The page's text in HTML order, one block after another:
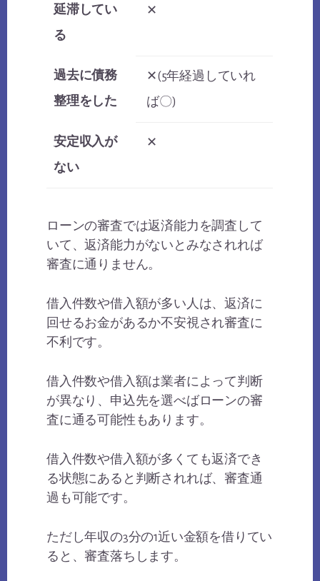
延滞してい
る
✕
過去に債務
整理をした
✕(5年経過していれ
ば〇)
安定収入が
ない
✕
ローンの審査では返済能力を調査して
いて、返済能力がないとみなされれば
審査に通りません。
借入件数や借入額が多い人は、返済に
回せるお金があるか不安視され審査に
不利です。
借入件数や借入額は業者によって判断
が異なり、申込先を選べばローンの審
査に通る可能性もあります。
借入件数や借入額が多くても返済でき
る状態にあると判断されれば、審査通
過も可能です。
ただし年収の3分の1近い金額を借りてい
ると、審査落ちします。